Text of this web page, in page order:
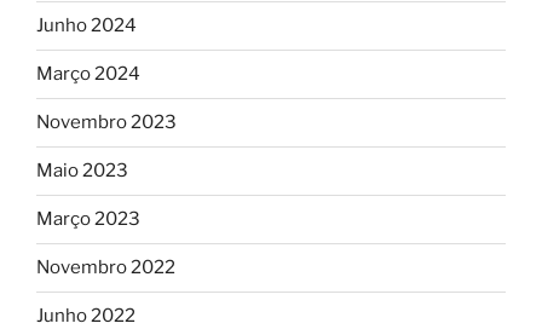
Junho 2024
Março 2024
Novembro 2023
Maio 2023
Março 2023
Novembro 2022
Junho 2022